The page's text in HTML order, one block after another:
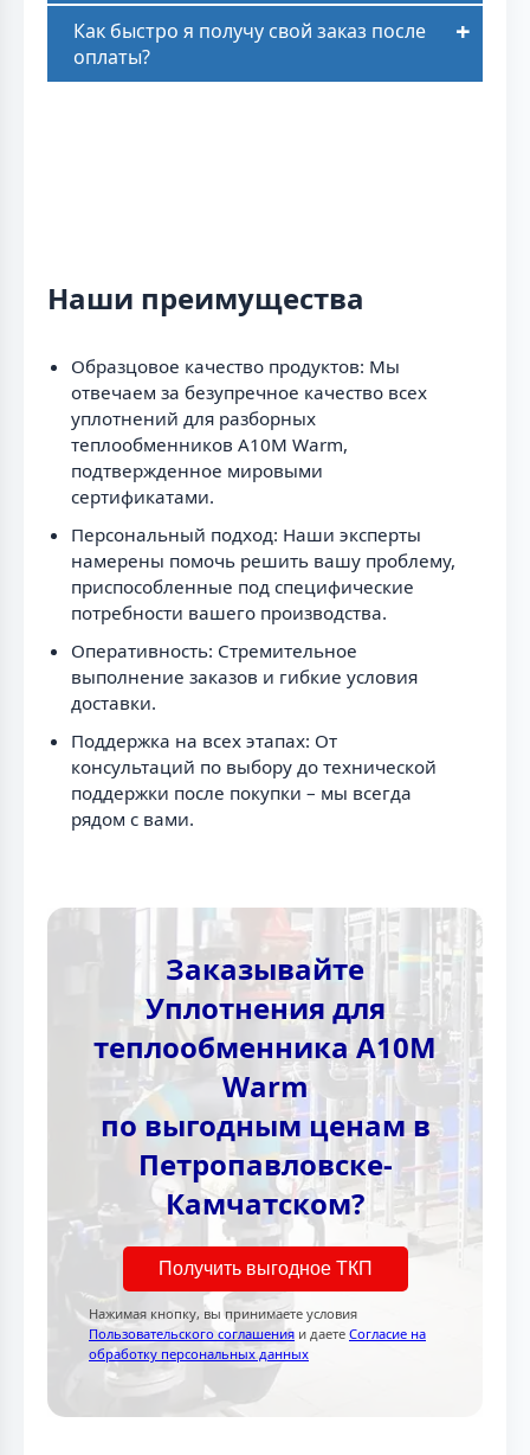
Как быстро я получу свой заказ после
оплаты?
Наши преимущества
Образцовое качество продуктов: Мы
отвечаем за безупречное качество всех
уплотнений для разборных
теплообменников A10M Warm,
подтвержденное мировыми
сертификатами.
Персональный подход: Наши эксперты
намерены помочь решить вашу проблему,
приспособленные под специфические
потребности вашего производства.
Оперативность: Стремительное
выполнение заказов и гибкие условия
доставки.
Поддержка на всех этапах: От
консультаций по выбору до технической
поддержки после покупки – мы всегда
рядом с вами.
Заказывайте
Уплотнения для
теплообменника A10M
Warm
по выгодным ценам в
Петропавловске-
Камчатском?
Получить выгодное ТКП
Нажимая кнопку, вы принимаете условия
Пользовательского соглашения и даете Согласие на
обработку персональных данных